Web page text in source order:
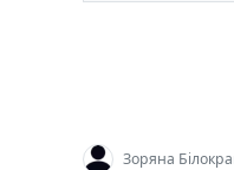
Зоряна